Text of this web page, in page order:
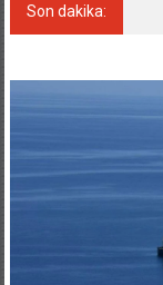
Son dakika: